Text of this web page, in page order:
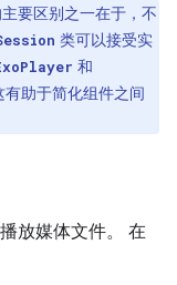
要区别之一在于，不
类可以接受实
和
助于简化组件之间
放媒体文件。 在